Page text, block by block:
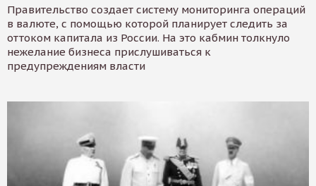
Правительство создает систему мониторинга операций
в валюте, с помощью которой планирует следить за
оттоком капитала из России. На это кабмин толкнуло
нежелание бизнеса прислушиваться к
предупреждениям власти